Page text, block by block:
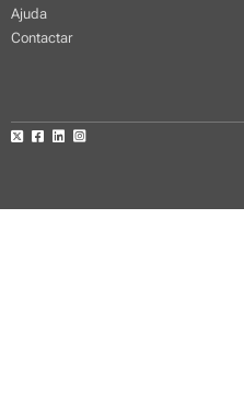
Ajuda
Contactar